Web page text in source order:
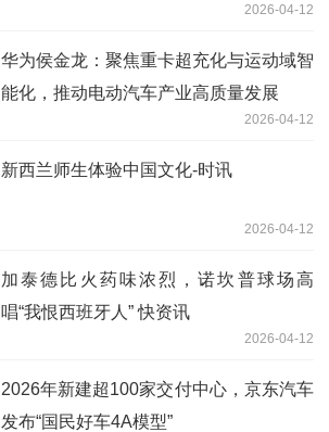
2026-04-12
华为侯金龙：聚焦重卡超充化与运动域智
能化，推动电动汽车产业高质量发展
2026-04-12
新西兰师生体验中国文化-时讯
2026-04-12
加泰德比火药味浓烈，诺坎普球场高
唱“我恨西班牙人” 快资讯
2026-04-12
2026年新建超100家交付中心，京东汽车
发布“国民好车4A模型”